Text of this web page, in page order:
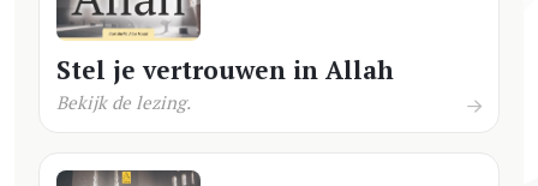
Stel je vertrouwen in Allah
Bekijk de lezing.